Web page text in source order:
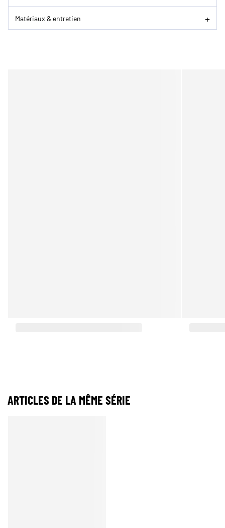
Matériaux & entretien
ARTICLES DE LA MÊME SÉRIE